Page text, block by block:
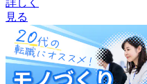
詳しく
見る